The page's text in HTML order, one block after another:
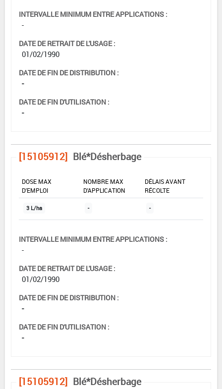
INTERVALLE MINIMUM ENTRE APPLICATIONS :
-
DATE DE RETRAIT DE L'USAGE :
01/02/1990
DATE DE FIN DE DISTRIBUTION :
-
DATE DE FIN D'UTILISATION :
-
[15105912] Blé*Désherbage
DOSE MAX
D'EMPLOI
NOMBRE MAX
D'APPLICATION
DÉLAIS AVANT
RÉCOLTE
3 L/ha - -
INTERVALLE MINIMUM ENTRE APPLICATIONS :
-
DATE DE RETRAIT DE L'USAGE :
01/02/1990
DATE DE FIN DE DISTRIBUTION :
-
DATE DE FIN D'UTILISATION :
-
[15105912] Blé*Désherbage